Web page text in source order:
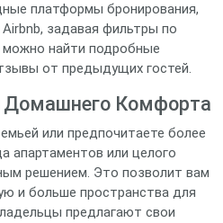
платформы бронирования,
задавая фильтры по
можно найти подробные
от предыдущих гостей.
Комфорта
или предпочитаете более
апартаментов или целого
решением. Это позволит вам
и больше пространства для
предлагают свои